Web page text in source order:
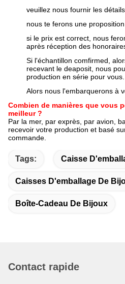
veuillez nous fournir les
nous te ferons une proposition
si le prix est correct, nous
après réception des
Si l'échantillon comfirmed,
recevant le deaposit, nous
production en série pour vous.
Alors nous l'embarquerons à
Combien de manières que vous
meilleur ?
Par la mer, par exprès, par avion,
recevoir votre production et basé
commande.
Tags: Caisse
Caisses D'emballage De
Boîte-Cadeau De Bijoux
Contact rapide